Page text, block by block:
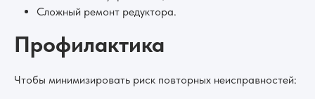
Сложный ремонт редуктора.
Профилактика
Чтобы минимизировать риск повторных неисправностей: